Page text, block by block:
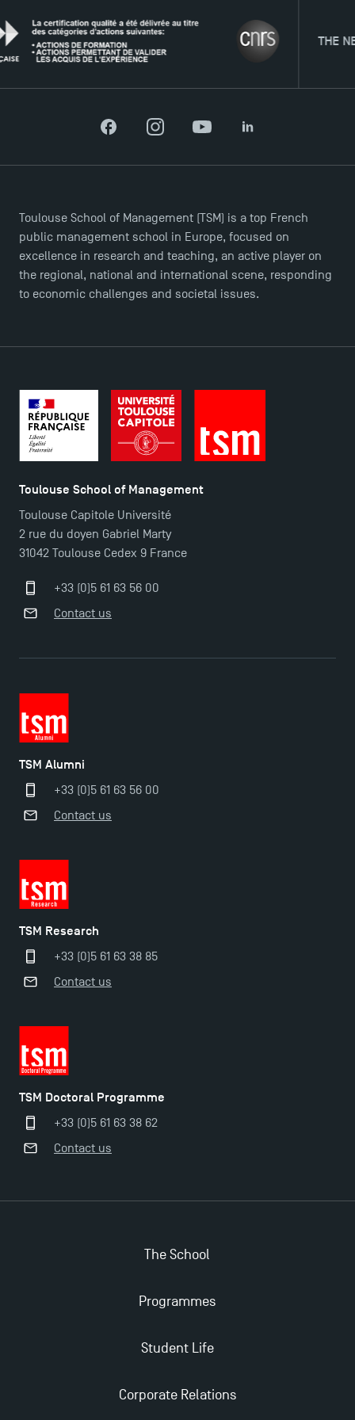
TSM-Research
TSM Doctoral Programme
TSM’s Master’s programme : Apply now for 2024-
THE NETWORK
FacebookInstagramYouTubeLinkedIn
Toulouse School of Management (TSM) is a top French
public management school in Europe, focused on
excellence in research and teaching, an active player on
the regional, national and international scene, responding
to economic challenges and societal issues.
Toulouse School of Management
Toulouse Capitole Université
2 rue du doyen Gabriel Marty
31042 Toulouse Cedex 9 France
+33 (0)5 61 63 56 00
Contact us
TSM Alumni
+33 (0)5 61 63 56 00
Contact us
TSM Research
+33 (0)5 61 63 38 85
Contact us
TSM Doctoral Programme
+33 (0)5 61 63 38 62
Contact us
The School
Programmes
Student Life
Corporate Relations